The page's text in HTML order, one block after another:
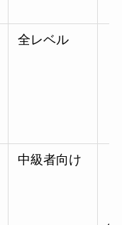
全レベル
中級者向け